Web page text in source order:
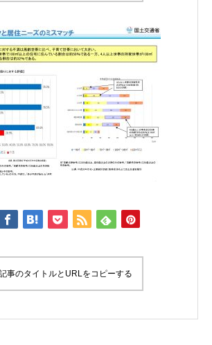
事のタイトルとURLをコピーする